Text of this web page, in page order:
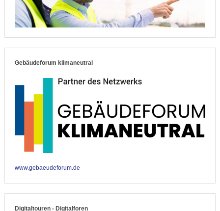
Gebäudeforum klimaneutral
www.gebaeudeforum.de
Digitaltouren - Digitalforen